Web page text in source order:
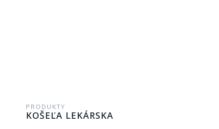
PRODUKTY
KOŠEĽA LEKÁRSKA